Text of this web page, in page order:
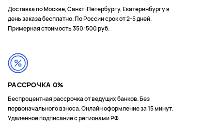
Доставка по Москве, Санкт-Петербургу, Екатеринбургу в
день заказа бесплатно. По России срок от 2-5 дней.
Примерная стоимость 350-500 руб.
РАССРОЧКА 0%
Беспроцентная рассрочка от ведущих банков. Без
первоначального взноса. Онлайн оформление за 15 минут.
Удаленное подписание с регионами РФ.